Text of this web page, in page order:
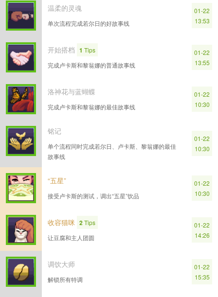
温柔的灵魂
单次流程完成若尔日的好故事线
01-22
13:53
开始搭档 1 Tips
完成卢卡斯和黎翁娜的普通故事线
01-22
13:55
洛神花与蓝蝴蝶
完成卢卡斯和黎翁娜的最佳故事线
01-22
10:30
铭记
单个流程同时完成若尔日、卢卡斯、黎翁娜的最佳
故事线
01-22
10:30
“五星”
接受卢卡斯的测试，调出“五星”饮品
01-22
10:30
收容猫咪 2Tips
让豆腐和主人团圆
01-22
14:26
调饮大师
解锁所有特调
01-22
15:35